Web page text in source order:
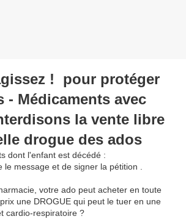
! pour protéger
- Médicaments avec
la vente libre
drogue des ados
dont l'enfant est décédé :
message et de signer la pétition .
votre ado peut acheter en toute
une DROGUE qui peut le tuer en une
cardio-respiratoire ?